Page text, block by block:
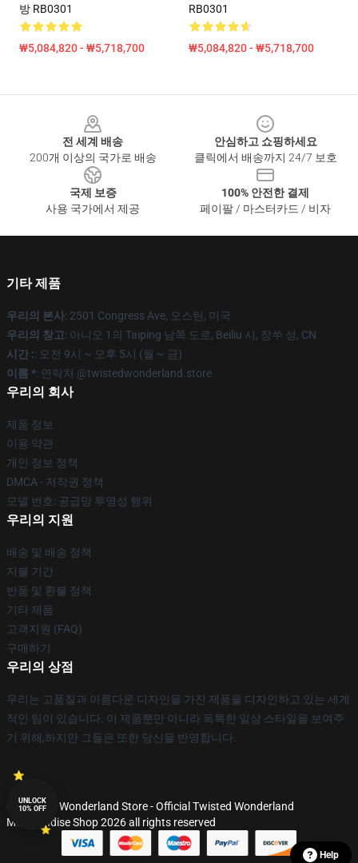
방 RB0301
₩5,084,820 - ₩5,718,700
RB0301
₩5,084,820 - ₩5,718,700
전 세계 배송
200개 이상의 국가로 배송
안심하고 쇼핑하세요
클릭에서 배송까지 24/7 보호
국제 보증
사용 국가에서 제공
100% 안전한 결제
페이팔 / 마스터카드 / 비자
기타 제품
우리의 본사: 2501 Congress Ave, 오스틴, 미국
우리의 창고: 아니오 1의 Taiping 남쪽 도로, Beiliu 시, 장쑤 성, CN
시간 :: 오전 9시 ~ 오후 5시 (월 ~ 금)
이름 *: 연락처 @twistedwonderland.store
우리의 회사
제품 정보
이용 약관
개인 정보 정책
DMCA - 저작권 정책
모델 번호: 공급망 투명성 행위
우리의 지원
배송 및 배송 정책
지불 기간
반품 및 환불 정책
기타 제품
고객지원 (FAQ)
구매하기
우리의 상점
우리는 고품질과 아름다운 디자인을 가진 제품을 디자인하고 있는 세계
적인 팀이 있습니다. 이 제품뿐만 아니라 독특한 일상 스타일을 보여주
기 위해,하지만 그들은 또한 당신을 반영합니다.
© Twisted Wonderland Store - Official Twisted Wonderland
Merchandise Shop 2026 all rights reserved
UNLOCK
10% OFF
Help